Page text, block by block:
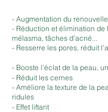
Après 3
- Augmentation du
- Réduction et élimination de
mélasma, tâches d’acné...
- Resserre les pores, réduit
- Booste l’éclat de la peau,
- Réduit les cernes
- Améliore la texture de la
ridules
- Effet liftant